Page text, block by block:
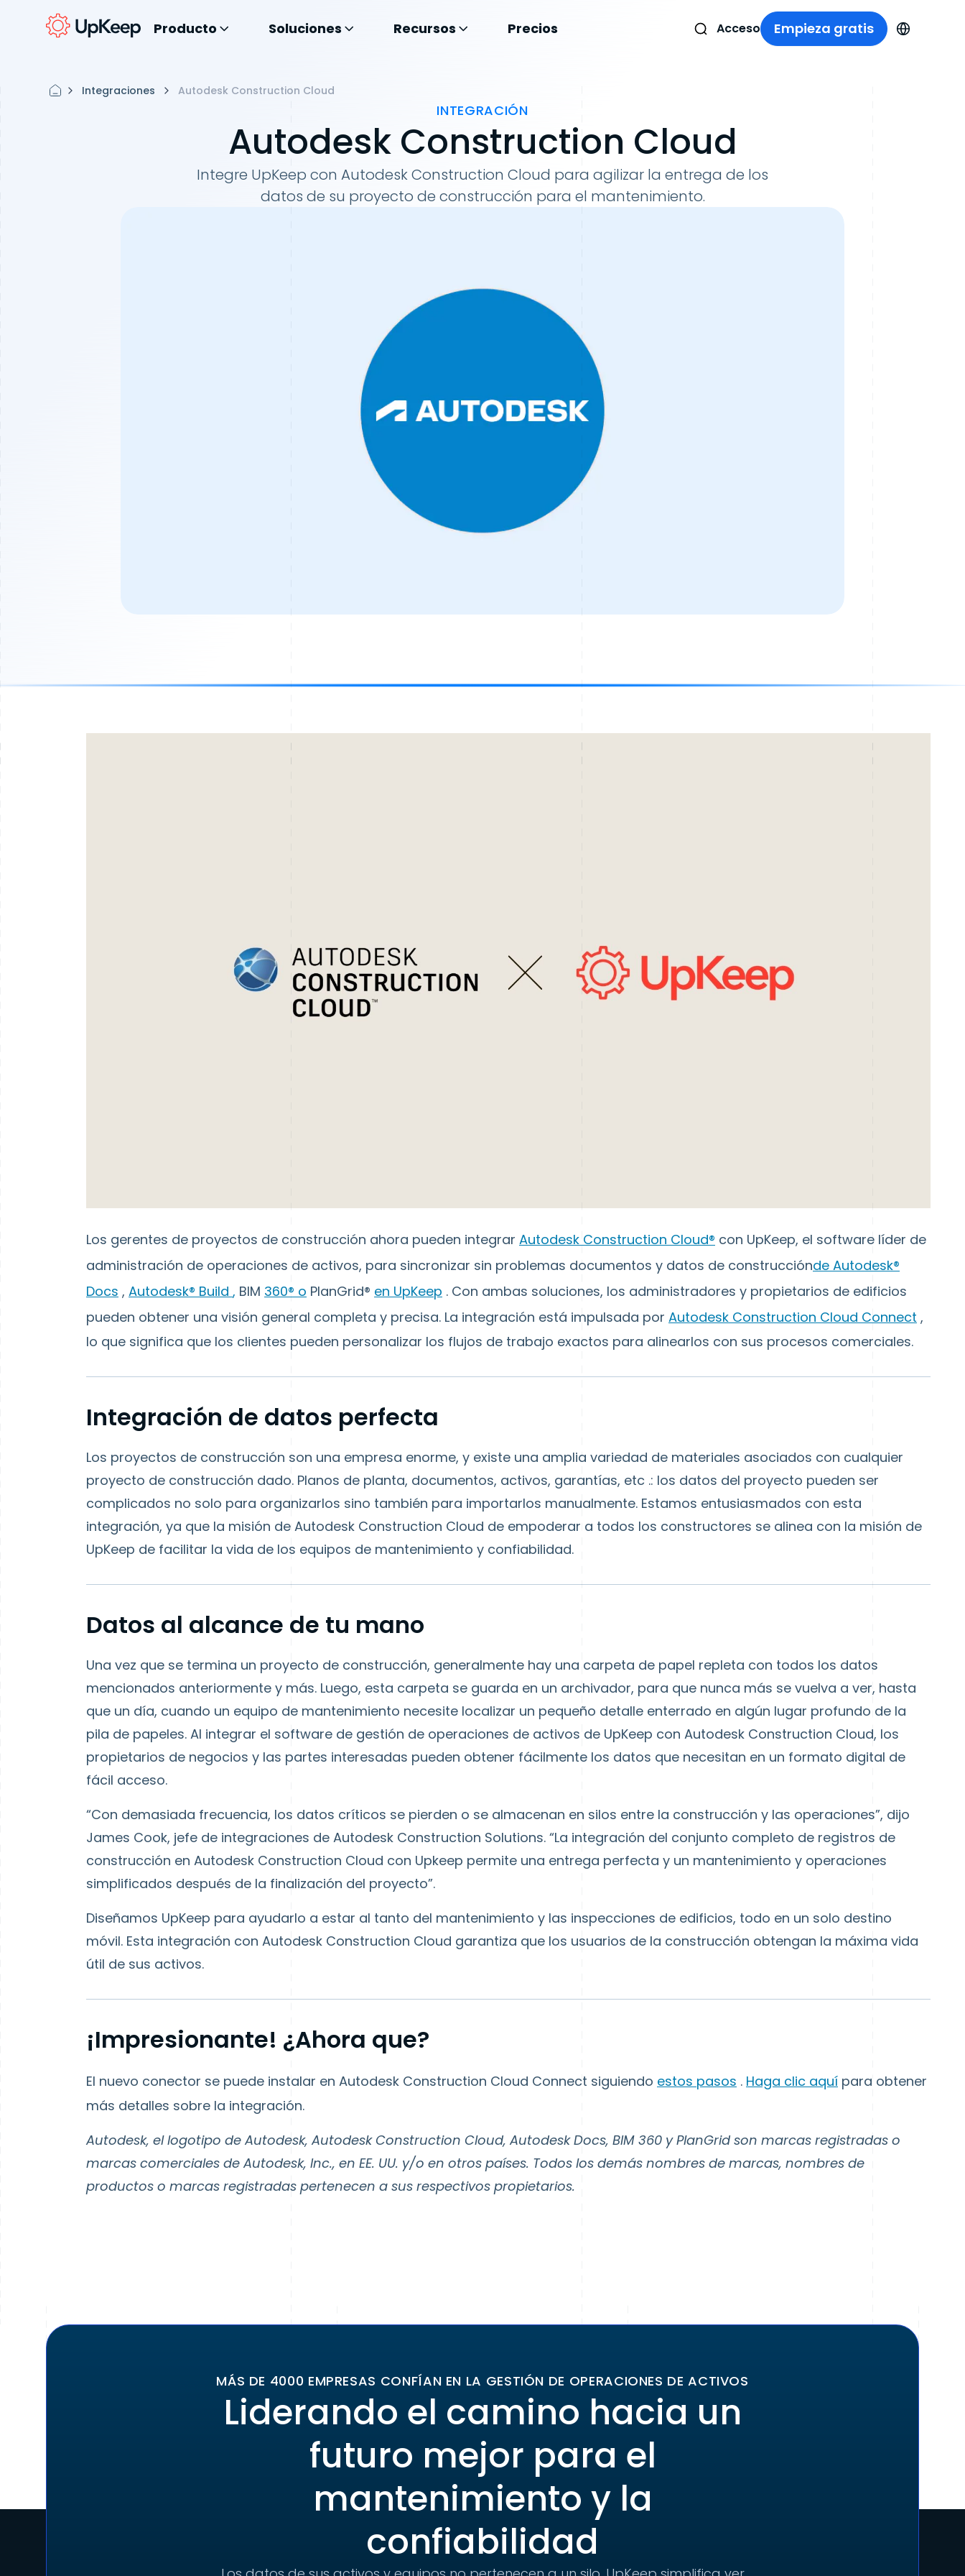
Producto Soluciones Recursos Precios Acceso Empieza gratis
Integraciones Autodesk Construction Cloud
INTEGRACIÓN
Autodesk Construction Cloud
Integre UpKeep con Autodesk Construction Cloud para agilizar la entrega de los
datos de su proyecto de construcción para el mantenimiento.
Los gerentes de proyectos de construcción ahora pueden integrar Autodesk Construction Cloud® con UpKeep, el software líder de
administración de operaciones de activos, para sincronizar sin problemas documentos y datos de construcciónde Autodesk®
Docs , Autodesk® Build , BIM 360® o PlanGrid® en UpKeep . Con ambas soluciones, los administradores y propietarios de edificios
pueden obtener una visión general completa y precisa. La integración está impulsada por Autodesk Construction Cloud Connect ,
lo que significa que los clientes pueden personalizar los flujos de trabajo exactos para alinearlos con sus procesos comerciales.
Integración de datos perfecta
Los proyectos de construcción son una empresa enorme, y existe una amplia variedad de materiales asociados con cualquier
proyecto de construcción dado. Planos de planta, documentos, activos, garantías, etc .: los datos del proyecto pueden ser
complicados no solo para organizarlos sino también para importarlos manualmente. Estamos entusiasmados con esta
integración, ya que la misión de Autodesk Construction Cloud de empoderar a todos los constructores se alinea con la misión de
UpKeep de facilitar la vida de los equipos de mantenimiento y confiabilidad.
Datos al alcance de tu mano
Una vez que se termina un proyecto de construcción, generalmente hay una carpeta de papel repleta con todos los datos
mencionados anteriormente y más. Luego, esta carpeta se guarda en un archivador, para que nunca más se vuelva a ver, hasta
que un día, cuando un equipo de mantenimiento necesite localizar un pequeño detalle enterrado en algún lugar profundo de la
pila de papeles. Al integrar el software de gestión de operaciones de activos de UpKeep con Autodesk Construction Cloud, los
propietarios de negocios y las partes interesadas pueden obtener fácilmente los datos que necesitan en un formato digital de
fácil acceso.
“Con demasiada frecuencia, los datos críticos se pierden o se almacenan en silos entre la construcción y las operaciones”, dijo
James Cook, jefe de integraciones de Autodesk Construction Solutions. “La integración del conjunto completo de registros de
construcción en Autodesk Construction Cloud con Upkeep permite una entrega perfecta y un mantenimiento y operaciones
simplificados después de la finalización del proyecto”.
Diseñamos UpKeep para ayudarlo a estar al tanto del mantenimiento y las inspecciones de edificios, todo en un solo destino
móvil. Esta integración con Autodesk Construction Cloud garantiza que los usuarios de la construcción obtengan la máxima vida
útil de sus activos.
¡Impresionante! ¿Ahora que?
El nuevo conector se puede instalar en Autodesk Construction Cloud Connect siguiendo estos pasos . Haga clic aquí para obtener
más detalles sobre la integración.
Autodesk, el logotipo de Autodesk, Autodesk Construction Cloud, Autodesk Docs, BIM 360 y PlanGrid son marcas registradas o
marcas comerciales de Autodesk, Inc., en EE. UU. y/o en otros países. Todos los demás nombres de marcas, nombres de
productos o marcas registradas pertenecen a sus respectivos propietarios.
MÁS DE 4000 EMPRESAS CONFÍAN EN LA GESTIÓN DE OPERACIONES DE ACTIVOS
Liderando el camino hacia un
futuro mejor para el
mantenimiento y la
confiabilidad